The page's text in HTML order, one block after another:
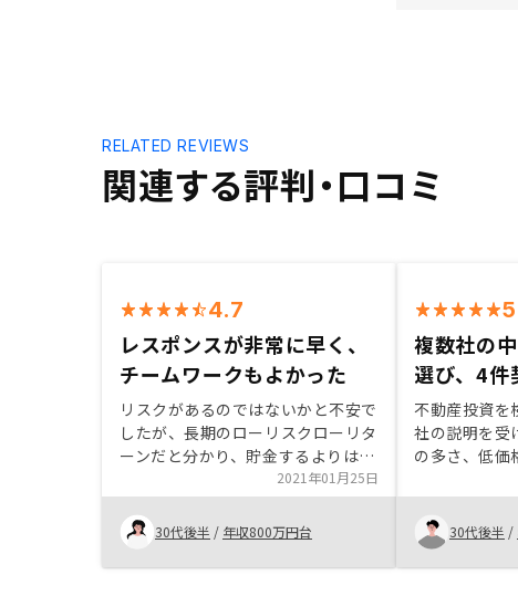
関連する評判・口コミ
RELATED REVIEWS
4.7
レスポンスが非常に早く、
チームワークもよかった
リスクがあるのではないかと不安で
したが、長期のローリスクローリタ
ーンだと分かり、貯金するよりは増
えるなと思い購入しました。知人が
元GAクライアントからのGAの社員
であることが何より信用できまし
た。サポートメンバーの3人の方の
レスポンスが非常に早く、チームワ
2021年01月25日
30代後半 / 年収800万円台
複数社の
選び、4件
不動産投資を
社の説明を受
の多さ、低価
けや原状回
に優位性が見
選んだが、
をタイムリー
契約すること
30代後半 /